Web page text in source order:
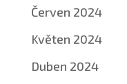
Červen 2024
Květen 2024
Duben 2024